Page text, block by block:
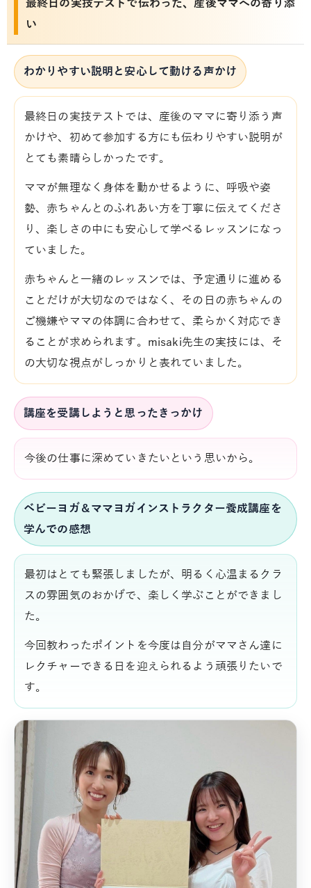
最終日の実技テストで伝わった、産後ママへの寄り添
い
わかりやすい説明と安心して動ける声かけ
最終日の実技テストでは、産後のママに寄り添う声
かけや、初めて参加する方にも伝わりやすい説明が
とても素晴らしかったです。
ママが無理なく身体を動かせるように、呼吸や姿
勢、赤ちゃんとのふれあい方を丁寧に伝えてくださ
り、楽しさの中にも安心して学べるレッスンになっ
ていました。
赤ちゃんと一緒のレッスンでは、予定通りに進める
ことだけが大切なのではなく、その日の赤ちゃんの
ご機嫌やママの体調に合わせて、柔らかく対応でき
ることが求められます。misaki先生の実技には、そ
の大切な視点がしっかりと表れていました。
講座を受講しようと思ったきっかけ
今後の仕事に深めていきたいという思いから。
ベビーヨガ＆ママヨガインストラクター養成講座を
学んでの感想
最初はとても緊張しましたが、明るく心温まるクラ
スの雰囲気のおかげで、楽しく学ぶことができまし
た。
今回教わったポイントを今度は自分がママさん達に
レクチャーできる日を迎えられるよう頑張りたいで
す。